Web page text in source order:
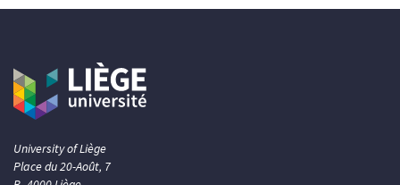
University of Liège
Place du 20-Août, 7